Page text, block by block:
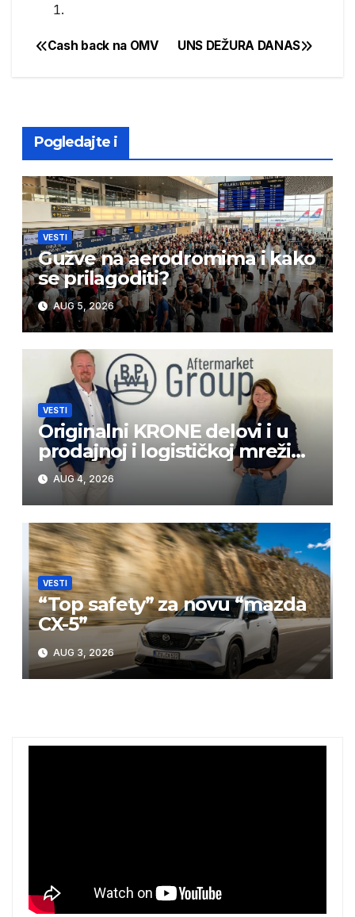
Post
UNS DEŽURA DANAS
Cash back na OMV
Pogledajte i
VESTI
Gužve na aerodromima i kako
se prilagoditi?
AUG 5, 2026
VESTI
Originalni KRONE delovi i u
prodajnoj i logističkoj mreži
BPW Aftermarket grupe
AUG 4, 2026
VESTI
“Top safety” za novu “mazda
CX-5”
AUG 3, 2026